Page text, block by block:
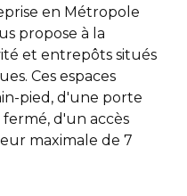
en Métropole
propose à la
et entrepôts situés
Ces espaces
pied, d'une porte
d'un accès
maximale de 7